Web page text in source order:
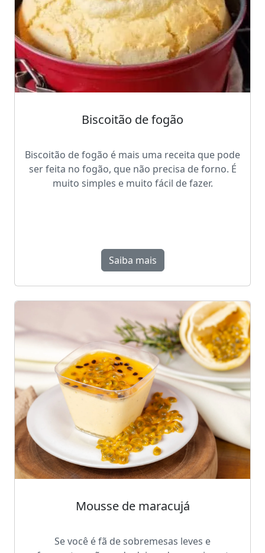
Biscoitão de fogão
Biscoitão de fogão é mais uma receita que pode
ser feita no fogão, que não precisa de forno. É
muito simples e muito fácil de fazer.
Saiba mais
Mousse de maracujá
Se você é fã de sobremesas leves e